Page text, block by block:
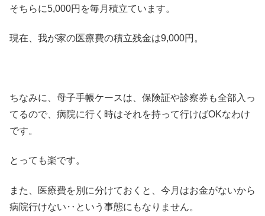
そちらに5,000円を毎月積立ています。
現在、我が家の医療費の積立残金は9,000円。
ちなみに、母子手帳ケースは、保険証や診察券も全部入っ
てるので、病院に行く時はそれを持って行けばOKなわけ
です。
とっても楽です。
また、医療費を別に分けておくと、今月はお金がないから
病院行けない‥という事態にもなりません。